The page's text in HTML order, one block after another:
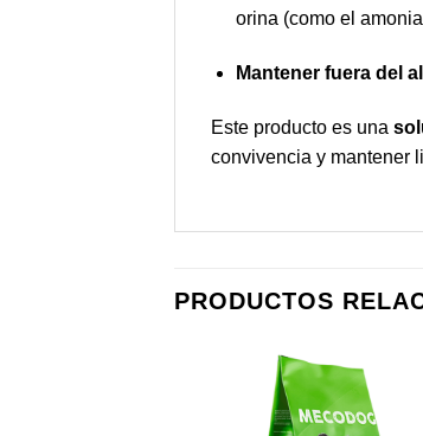
orina (como el
Mantener fuera del
Este producto es una
convivencia y mantener
PRODUCTOS